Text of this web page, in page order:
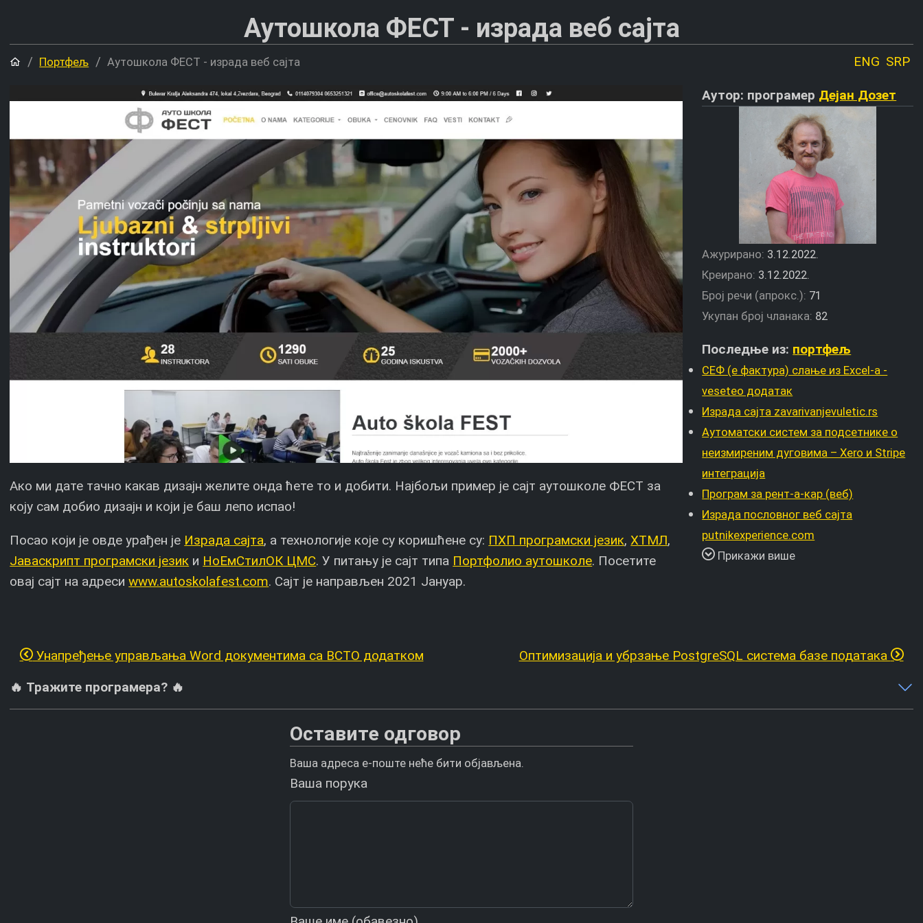
Аутошкола ФЕСТ - израда веб сајта
Почетна
Портфељ Аутошкола ФЕСТ - израда веб сајта ENG SRP
Ако ми дате тачно какав дизајн желите онда ћете то и добити. Најбољи пример је сајт аутошколе ФЕСТ за
коју сам добио дизајн и који је баш лепо испао!
Посао који је овде урађен је Израда сајта, а технологије које су коришћене су: ПХП програмски језик,ХТМЛ,
Јаваскрипт програмски језик и НоЕмСтилОК ЦМС. У питању је сајт типа Портфолио аутошколе. Посетите
овај сајт на адресиwww.autoskolafest.com. Сајт је направљен 2021 Јануар.
Аутор: програмер Дејан Дозет
Ажурирано: 3.12.2022.
Креирано: 3.12.2022.
Број речи (апрокс.): 71
Укупан број чланака: 82
Последње из: портфељ
СЕФ (е фактура) слање из Excel-а -
veseteo додатак
Израда сајта zavarivanjevuletic.rs
Аутоматски систем за подсетнике о
неизмиреним дуговима – Xero и Stripe
интеграција
Програм за рент-а-кар (веб)
Израда пословног веб сајта
putnikexperience.com
Прикажи више
Унапређење управљања Word документима са ВСТО додатком
Оптимизација и убрзање PostgreSQL система базе података
🔥 Тражите програмера? 🔥
Оставите одговор
Ваша адреса е-поште неће бити објављена.
Ваша порука